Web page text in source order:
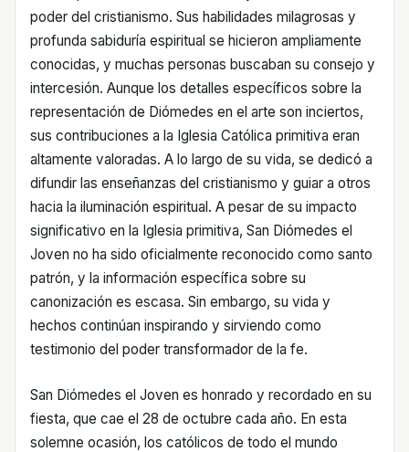
poder del cristianismo. Sus habilidades milagrosas y
profunda sabiduría espiritual se hicieron ampliamente
conocidas, y muchas personas buscaban su consejo y
intercesión. Aunque los detalles específicos sobre la
representación de Diómedes en el arte son inciertos,
sus contribuciones a la Iglesia Católica primitiva eran
altamente valoradas. A lo largo de su vida, se dedicó a
difundir las enseñanzas del cristianismo y guiar a otros
hacia la iluminación espiritual. A pesar de su impacto
significativo en la Iglesia primitiva, San Diómedes el
Joven no ha sido oficialmente reconocido como santo
patrón, y la información específica sobre su
canonización es escasa. Sin embargo, su vida y
hechos continúan inspirando y sirviendo como
testimonio del poder transformador de la fe.
San Diómedes el Joven es honrado y recordado en su
fiesta, que cae el 28 de octubre cada año. En esta
solemne ocasión, los católicos de todo el mundo